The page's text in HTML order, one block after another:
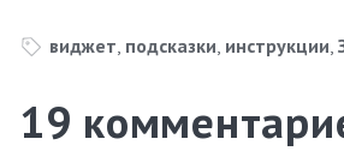
виджет подсказки инструкции
19